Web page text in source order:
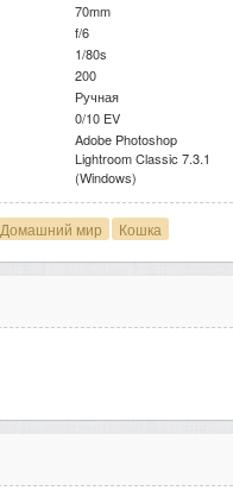
70mm
f/6
1/80s
200
Ручная
0/10 EV
Adobe Photoshop
Lightroom Classic 7.3.1
(Windows)
Домашний мир Кошка